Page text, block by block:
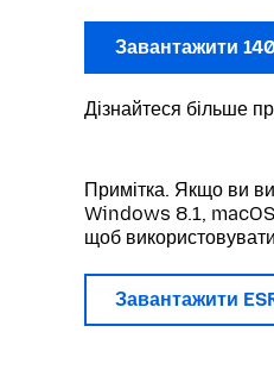
Завантажити
Дізнайтеся більше
Примітка. Якщо ви
Windows 8.1, macOS
щоб
Завантажити